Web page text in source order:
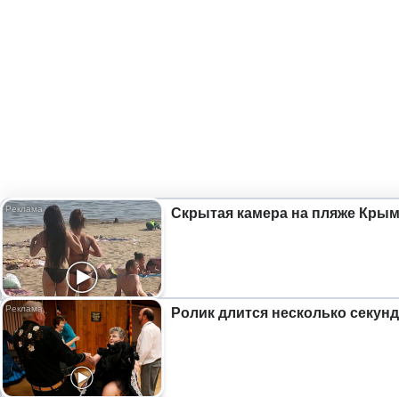
Скрытая камера на пляже
Ролик длится несколько